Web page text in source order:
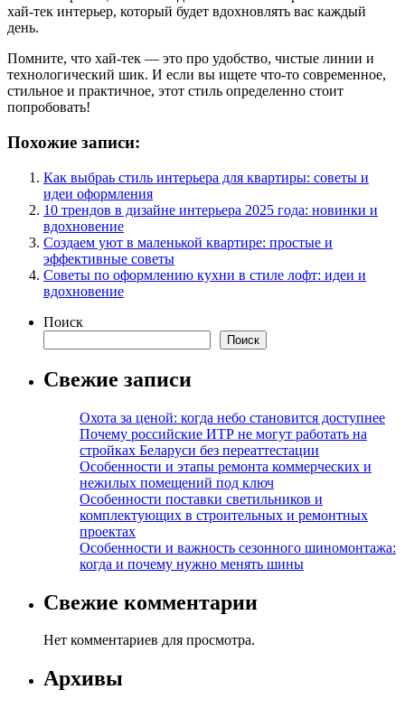
хай-тек интерьер, который будет вдохновлять вас каждый
день.
Помните, что хай-тек — это про удобство, чистые линии и
технологический шик. И если вы ищете что-то современное,
стильное и практичное, этот стиль определенно стоит
попробовать!
Похожие записи:
Как выбраь стиль интерьера для квартиры: советы и
идеи оформления
10 трендов в дизайне интерьера 2025 года: новинки и
вдохновение
Создаем уют в маленькой квартире: простые и
эффективные советы
Советы по оформлению кухни в стиле лофт: идеи и
вдохновение
Поиск
Поиск
Свежие записи
Охота за ценой: когда небо становится доступнее
Почему российские ИТР не могут работать на
стройках Беларуси без переаттестации
Особенности и этапы ремонта коммерческих и
нежилых помещений под ключ
Особенности поставки светильников и
комплектующих в строительных и ремонтных
проектах
Особенности и важность сезонного шиномонтажа:
когда и почему нужно менять шины
Свежие комментарии
Нет комментариев для просмотра.
Архивы